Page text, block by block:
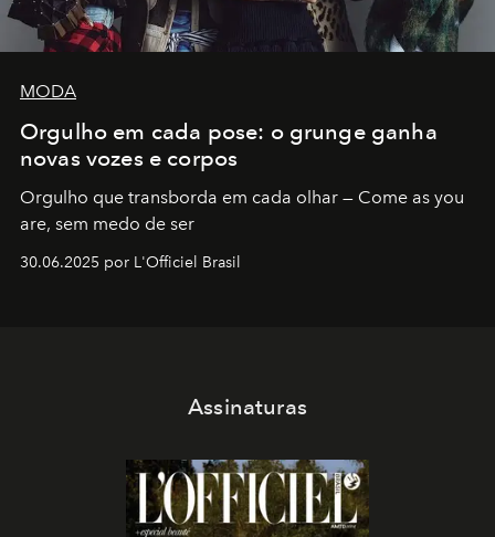
MODA
Orgulho em cada pose: o grunge ganha
novas vozes e corpos
Orgulho que transborda em cada olhar — Come as you
are, sem medo de ser
30.06.2025 por L'Officiel Brasil
Assinaturas